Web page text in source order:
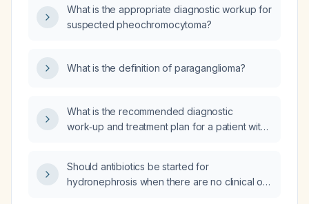
rule out pheochromocytoma?
What is the appropriate diagnostic workup for
suspected pheochromocytoma?
What is the definition of paraganglioma?
What is the recommended diagnostic
work‑up and treatment plan for a patient with
Should antibiotics be started for
hydronephrosis when there are no clinical or